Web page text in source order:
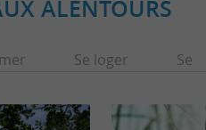
ALENTOURS
Se loger Se